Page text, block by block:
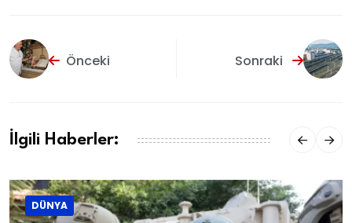
Önceki Sonraki
İlgili Haberler:
DÜNYA